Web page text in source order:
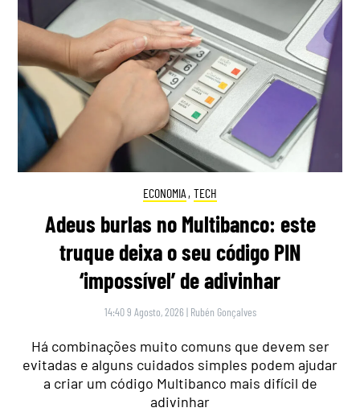
ECONOMIA , TECH
Adeus burlas no Multibanco: este
truque deixa o seu código PIN
‘impossível’ de adivinhar
14:40 9 Agosto, 2026 | Rubén Gonçalves
Há combinações muito comuns que devem ser
evitadas e alguns cuidados simples podem ajudar
a criar um código Multibanco mais difícil de
adivinhar